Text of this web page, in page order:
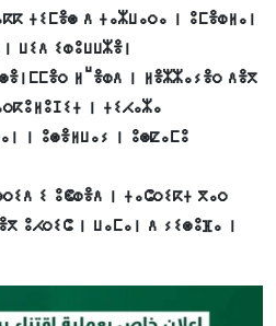
ⵜⵉⵎⴻⵙ ⴷ ⵜⴰⵣⵡⴰⵔⴰ ⵏ ⵓⵎⴻⵀⵍⴰⵏ
ⵡⵉⴷ ⵉⵀⵓⵡⵡⵣⴻⵏ
ⵍⵯⴻⵀⴷ ⵏ ⵍⴻⵣⵣⴰⵢⴻⵔ ⴷⴻⴳ
ⵏ ⵜⵉⵃⴰⵣⴰ
ⵏ ⵓⵙⴻⵍⵡⴰⵢ ⵏ ⵓⵙⵇⴰⵎⵓ
ⵉ ⵓⵞⵀⴻⴷ ⵏ ⵜⴰⵛⵔⵉⴽⵜ ⴳⴰⵔ
ⵓⵃⵔⵉⵛ ⵏ ⵡⴰⵎⴰⵏ ⴷ ⵢⵉⵙⵓⴼⴰ ⵏ